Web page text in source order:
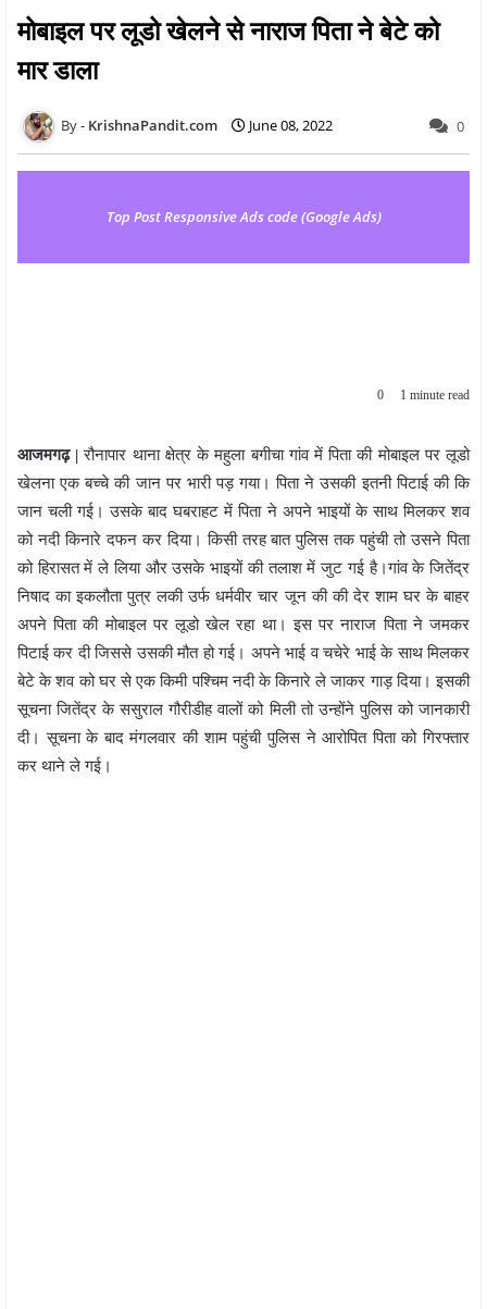
मोबाइल पर लूडो खेलने से नाराज पिता ने बेटे को
मार डाला
KrishnaPandit.com June 08, 2022 0
Top Post Responsive Ads code (Google Ads)
0 1 minute read
आजमगढ़ |रौनापार थाना क्षेत्र के महुला बगीचा गांव में पिता की मोबाइल पर लूडो
खेलना एक बच्चे की जान पर भारी पड़ गया। पिता ने उसकी इतनी पिटाई की कि
जान चली गई। उसके बाद घबराहट में पिता ने अपने भाइयों के साथ मिलकर शव
को नदी किनारे दफन कर दिया। किसी तरह बात पुलिस तक पहुंची तो उसने पिता
को हिरासत में ले लिया और उसके भाइयों की तलाश में जुट गई है।गांव के जितेंद्र
निषाद का इकलौता पुत्र लकी उर्फ धर्मवीर चार जून की की देर शाम घर के बाहर
अपने पिता की मोबाइल पर लूडो खेल रहा था। इस पर नाराज पिता ने जमकर
पिटाई कर दी जिससे उसकी मौत हो गई। अपने भाई व चचेरे भाई के साथ मिलकर
बेटे के शव को घर से एक किमी पश्चिम नदी के किनारे ले जाकर गाड़ दिया। इसकी
सूचना जितेंद्र के ससुराल गौरीडीह वालों को मिली तो उन्होंने पुलिस को जानकारी
दी। सूचना के बाद मंगलवार की शाम पहुंची पुलिस ने आरोपित पिता को गिरफ्तार
कर थाने ले गई।